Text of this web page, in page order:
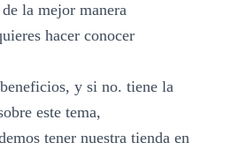
la mejor manera
hacer conocer
y si no. tiene la
este tema,
tener nuestra tienda en